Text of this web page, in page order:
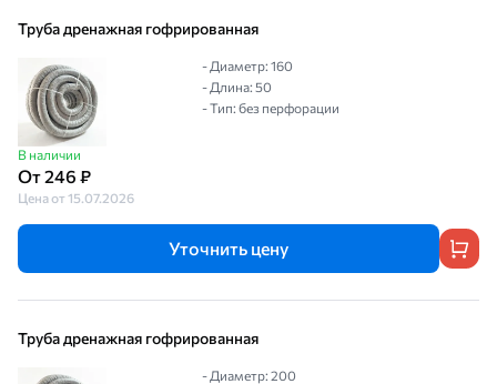
Труба дренажная гофрированная
В наличии
От 246 ₽
Цена от 15.07.2026
- Диаметр: 160
- Длина: 50
- Тип: без перфорации
Уточнить цену
Труба дренажная гофрированная
- Диаметр: 200